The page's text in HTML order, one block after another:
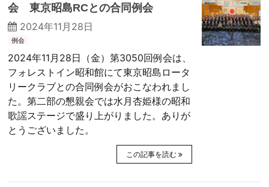
会 東京昭島RCとの合同例会
2024年11月28日
例会
2024年11月28日（金）第3050回例会は、
フォレストイン昭和館にて東京昭島ロータ
リークラブとの合同例会がおこなわれまし
た。第二部の懇親会では水月杏姫様の昭和
歌謡ステージで盛り上がりました。ありが
とうございました。
この記事を読む